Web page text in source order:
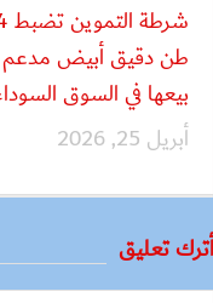
طن دقيق أبيض
بيعها في السوق
أبريل 25, 2026
أترك تعليق